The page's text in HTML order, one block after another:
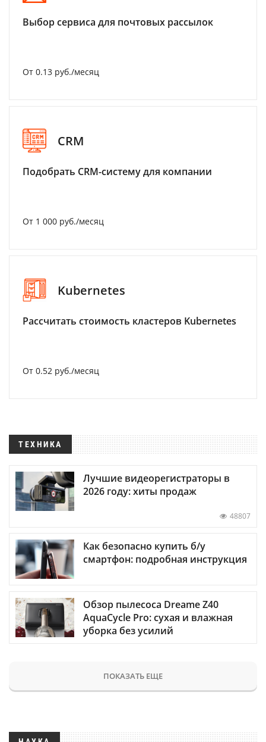
Выбор сервиса для почтовых рассылок
От 0.13 руб./месяц
CRM
Подобрать CRM-систему для компании
От 1 000 руб./месяц
Kubernetes
Рассчитать стоимость кластеров Kubernetes
От 0.52 руб./месяц
ТЕХНИКА
Лучшие видеорегистраторы в
2026 году: хиты продаж
48807
Как безопасно купить б/у
смартфон: подробная инструкция
Обзор пылесоса Dreame Z40
AquaCycle Pro: сухая и влажная
уборка без усилий
ПОКАЗАТЬ ЕЩЕ